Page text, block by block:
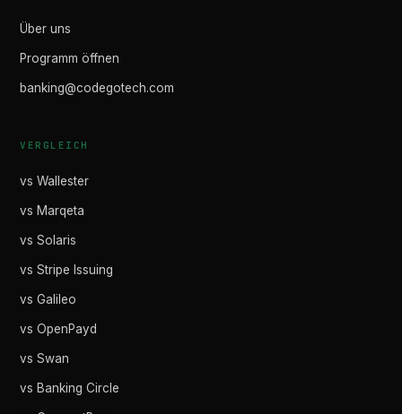
Über uns
Programm öffnen
banking@codegotech.com
VERGLEICH
vs Wallester
vs Marqeta
vs Solaris
vs Stripe Issuing
vs Galileo
vs OpenPayd
vs Swan
vs Banking Circle